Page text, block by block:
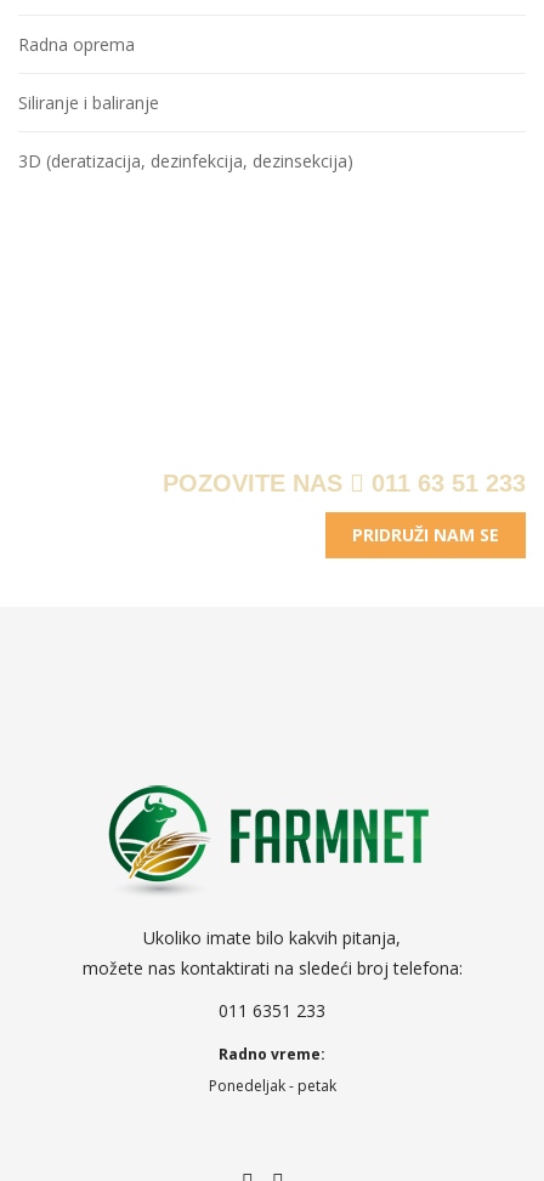
Radna oprema
Siliranje i baliranje
3D (deratizacija, dezinfekcija, dezinsekcija)
POZOVITE NAS
011 63 51 233
PRIDRUŽI NAM SE
Ukoliko imate bilo kakvih pitanja,
možete nas kontaktirati na sledeći broj telefona:
011 6351 233
Radno vreme:
Ponedeljak - petak